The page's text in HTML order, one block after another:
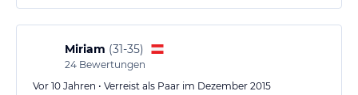
auf der anderen Straßenseite.
Miriam (31-35)
24 Bewertungen
Vor 10 Jahren • Verreist als Paar im Dezember 2015